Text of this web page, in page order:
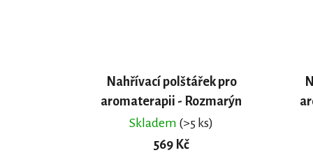
Nahřívací polštářek pro
aromaterapii - Rozmarýn
Skladem (>5 ks)
569 Kč